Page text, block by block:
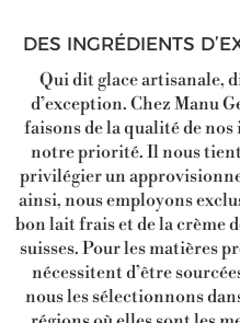
DES INGRÉDIENTS
Qui dit glace artisanale,
d’exception. Chez Manu
faisons de la qualité de
notre priorité. Il nous
privilégier un
ainsi, nous employons
bon lait frais et de la crème
suisses. Pour les matières
nécessitent d’être
nous les sélectionnons